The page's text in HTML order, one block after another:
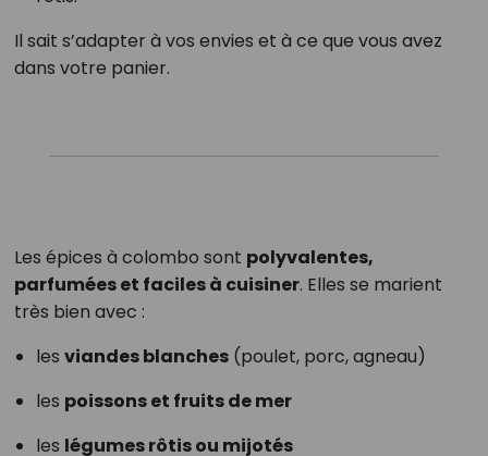
Il sait s’adapter à vos envies et à ce que vous avez
dans votre panier.
Les épices à colombo sont polyvalentes,
parfumées et faciles à cuisiner. Elles se marient
très bien avec :
les viandes blanches(poulet, porc, agneau)
les poissons et fruits de mer
les légumes rôtis ou mijotés